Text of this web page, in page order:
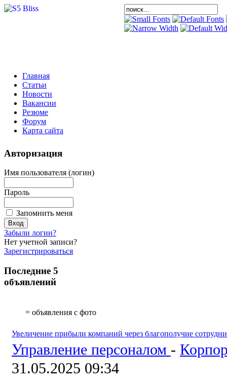
Главная
Статьи
Новости
Вакансии
Резюме
Форум
Карта сайта
Авторизация
Имя пользователя (логин)
Пароль
Запомнить меня
Забыли логин?
Нет учетной записи?
Зарегистрироваться
Последние 5
объявлений
= объявления с фото
Увеличение прибыли компаний через благополучие
Управление персоналом -
31.05.2025 09:34